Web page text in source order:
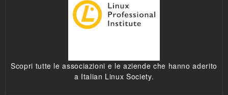
Scopri tutte le associazioni e le aziende che hanno aderito
a Italian Linux Society.